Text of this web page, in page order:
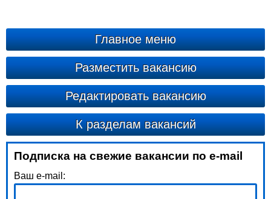
Главное меню
Разместить вакансию
Редактировать вакансию
К разделам вакансий
Подписка на свежие вакансии по e-mail
Ваш e-mail: